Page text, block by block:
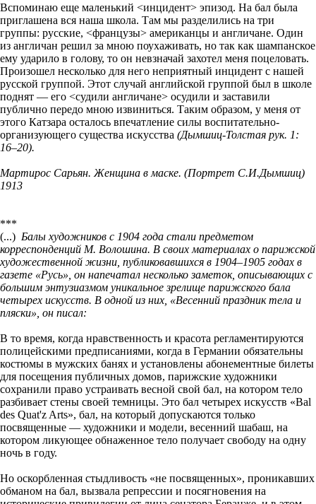
Вспоминаю еще маленький <инцидент> эпизод. На бал была
приглашена вся наша школа. Там мы разделились на три
группы: русские, <французы> американцы и англичане. Один
из англичан решил за мною поухаживать, но так как шампанское
ему ударило в голову, то он невзначай захотел меня поцеловать.
Произошел несколько для него неприятный инцидент с нашей
русской группой. Этот случай английской группой был в школе
поднят — его <судили англичане> осудили и заставили
публично передо мною извиниться. Таким образом, у меня от
этого Катзара осталось впечатление силы воспитательно-
организующего существа искусства (Дымшиц-Толстая рук. 1:
16–20).
Мартирос Сарьян. Женщина в маске. (Портрет С.И.Дымшиц)
1913
***
(...) Балы художников с 1904 года стали предметом
корреспонденций М. Волошина. В своих материалах о парижской
художественной жизни, публиковавшихся в 1904–1905 годах в
газете «Русь», он напечатал несколько заметок, описывающих с
большим энтузиазмом уникальное зрелище парижского бала
четырех искусств. В одной из них, «Весенний праздник тела и
пляски», он писал:
В то время, когда нравственность и красота регламентируются
полицейскими предписаниями, когда в Германии обязательны
костюмы в мужских банях и установлены абонементные билеты
для посещения публичных домов, парижские художники
сохранили право устраивать весной свой бал, на котором тело
разбивает стены своей темницы. Это бал четырех искусств «Bal
des Quat'z Arts», бал, на который допускаются только
посвященные — художники и модели, весенний шабаш, на
котором ликующее обнаженное тело получает свободу на одну
ночь в году.
Но оскорбленная стыдливость «не посвященных», проникавших
обманом на бал, вызвала репрессии и посягновения на